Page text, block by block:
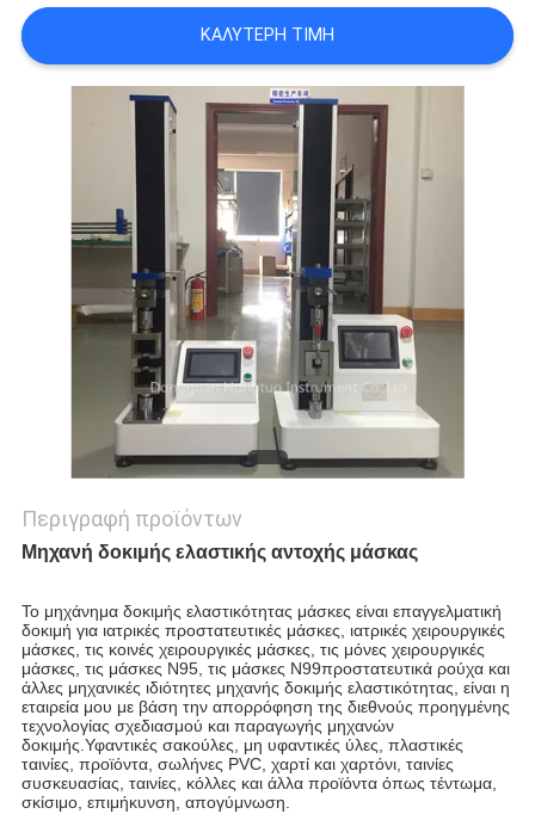
PRIVACY
POLICY
ΚΑΛΎΤΕΡΗ ΤΙΜΉ
Περιγραφή προϊόντων
Μηχανή δοκιμής ελαστικής αντοχής μάσκας
Το μηχάνημα δοκιμής ελαστικότητας μάσκες είναι επαγγελματική
δοκιμή για ιατρικές προστατευτικές μάσκες, ιατρικές χειρουργικές
μάσκες, τις κοινές χειρουργικές μάσκες, τις μόνες χειρουργικές
μάσκες, τις μάσκες N95, τις μάσκες N99προστατευτικά ρούχα και
άλλες μηχανικές ιδιότητες μηχανής δοκιμής ελαστικότητας, είναι η
εταιρεία μου με βάση την απορρόφηση της διεθνούς προηγμένης
τεχνολογίας σχεδιασμού και παραγωγής μηχανών
δοκιμής.Υφαντικές σακούλες, μη υφαντικές ύλες, πλαστικές
ταινίες, προϊόντα, σωλήνες PVC, χαρτί και χαρτόνι, ταινίες
συσκευασίας, ταινίες, κόλλες και άλλα προϊόντα όπως τέντωμα,
σκίσιμο, επιμήκυνση, απογύμνωση.